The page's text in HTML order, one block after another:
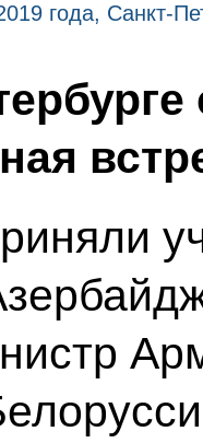
года, Санкт-